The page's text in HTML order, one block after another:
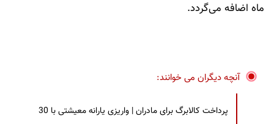
ماه اضافه می‌گردد.
آنچه دیگران می خوانند:
پرداخت کالابرگ برای مادران | واریزی یارانه معیشتی با 30